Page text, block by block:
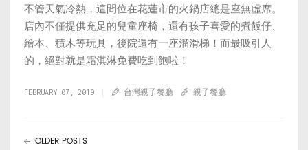
不管天氣冷熱，這間位在花蓮市的火鍋店總是座無虛席。
店內不僅提供充足的兒童座椅，還有孩子喜愛的煮飯仔、
繪本、積木等玩具，後院還有一座溜滑梯！而最吸引人
的，絕對就是霜淇淋免費吃到飽啦！
FEBRUARY 07, 2019 台灣親子餐廳 親子餐廳
OLDER POSTS